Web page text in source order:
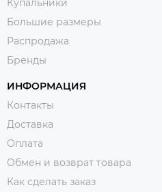
Купальники
Большие размеры
Распродажа
Бренды
ИНФОРМАЦИЯ
Контакты
Доставка
Оплата
Обмен и возврат товара
Как сделать заказ